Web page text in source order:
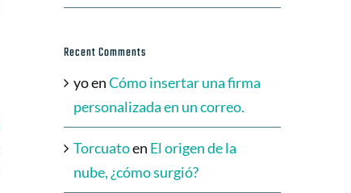
Recent Comments
yoenCómo insertar una firma
personalizada en un correo.
Torcuatoen El origen de la
nube, ¿cómo surgió?